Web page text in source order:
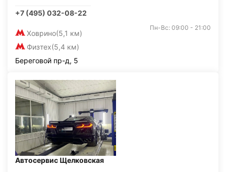
+7 (495) 032-08-22
Ховрино(5,1 км)
Физтех(5,4 км)
Пн-Вс: 09:00 - 21:00
Береговой пр-д, 5
Автосервис Щелковская